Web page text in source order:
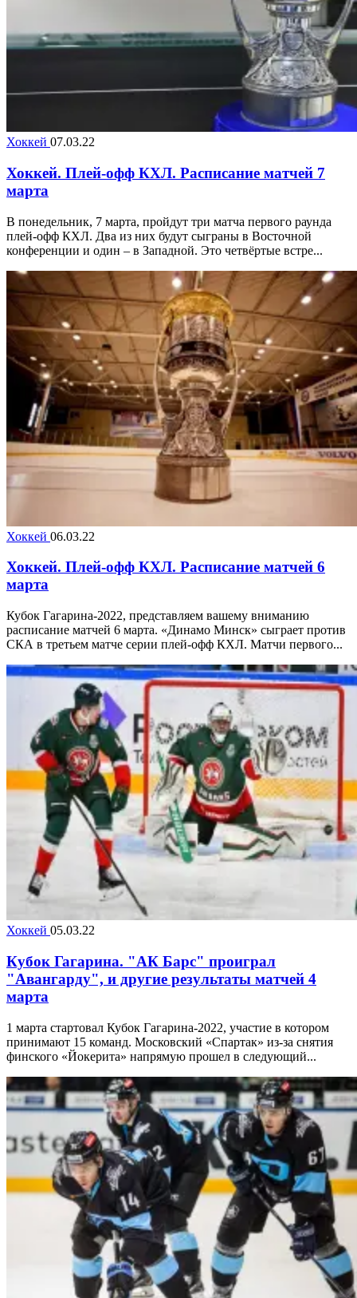
Хоккей 07.03.22
Хоккей. Плей-офф КХЛ. Расписание матчей 7
марта
В понедельник, 7 марта, пройдут три матча первого раунда
плей-офф КХЛ. Два из них будут сыграны в Восточной
конференции и один – в Западной. Это четвёртые встре...
Хоккей 06.03.22
Хоккей. Плей-офф КХЛ. Расписание матчей 6
марта
Кубок Гагарина-2022, представляем вашему вниманию
расписание матчей 6 марта. «Динамо Минск» сыграет против
СКА в третьем матче серии плей-офф КХЛ. Матчи первого...
Хоккей 05.03.22
Кубок Гагарина. "АК Барс" проиграл
"Авангарду", и другие результаты матчей 4
марта
1 марта стартовал Кубок Гагарина-2022, участие в котором
принимают 15 команд. Московский «Спартак» из-за снятия
финского «Йокерита» напрямую прошел в следующий...